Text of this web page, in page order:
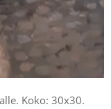
Koko: 30x30.